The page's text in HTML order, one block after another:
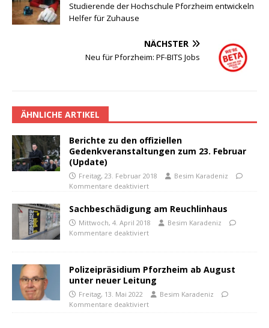
Studierende der Hochschule Pforzheim entwickeln
Helfer für Zuhause
NÄCHSTER
Neu für Pforzheim: PF-BITS Jobs
ÄHNLICHE ARTIKEL
Berichte zu den offiziellen
Gedenkveranstaltungen zum 23. Februar
(Update)
Freitag, 23. Februar 2018
Besim Karadeniz
Kommentare deaktiviert
Sachbeschädigung am Reuchlinhaus
Mittwoch, 4. April 2018
Besim Karadeniz
Kommentare deaktiviert
Polizeipräsidium Pforzheim ab August
unter neuer Leitung
Freitag, 13. Mai 2022
Besim Karadeniz
Kommentare deaktiviert